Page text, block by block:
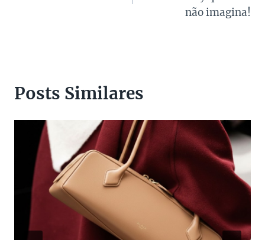
não imagina!
Posts Similares